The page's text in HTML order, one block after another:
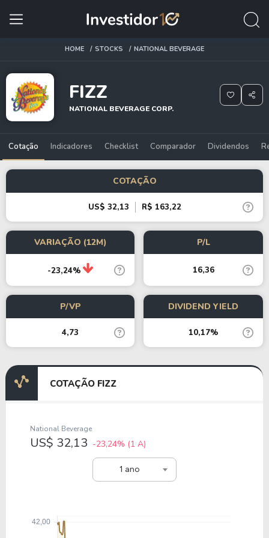
HOME STOCKS NATIONAL BEVERAGE
FIZZ
NATIONAL BEVERAGE CORP.
Cotação Indicadores Checklist Comparador Dividendos
COTAÇÃO
US$ 32,13 R$ 163,22
VARIAÇÃO (12M)
-23,24%
P/L
16,36
P/VP
4,73
DIVIDEND YIELD
10,17%
COTAÇÃO FIZZ
1 ano
National Beverage
US$ 32,13 -23,24% (1 A)